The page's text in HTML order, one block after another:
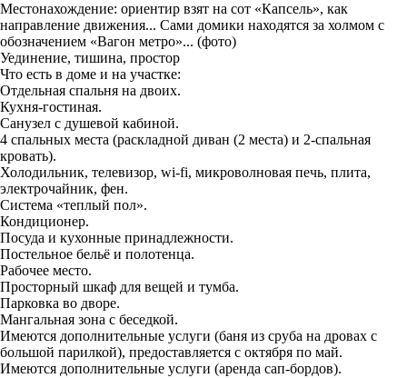
Местонахождение: ориентир взят на сот «Капсель», как
направление движения... Сами домики находятся за холмом с
обозначением «Вагон метро»... (фото)
Уединение, тишина, простор
Что есть в доме и на участке:
Отдельная спальня на двоих.
Кухня-гостиная.
Санузел с душевой кабиной.
4 спальных места (раскладной диван (2 места) и 2-спальная
кровать).
Холодильник, телевизор, wi-fi, микроволновая печь, плита,
электрочайник, фен.
Система «теплый пол».
Кондиционер.
Посуда и кухонные принадлежности.
Постельное бельё и полотенца.
Рабочее место.
Просторный шкаф для вещей и тумба.
Парковка во дворе.
Мангальная зона с беседкой.
Имеются дополнительные услуги (баня из сруба на дровах с
большой парилкой), предоставляется с октября по май.
Имеются дополнительные услуги (аренда сап-бордов).